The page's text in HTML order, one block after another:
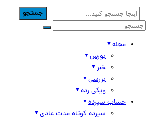
جستجو
مجله
بورس
خبر
بررسی
ویکی رده
حساب سپرده
سپرده کوتاه مدت عادی